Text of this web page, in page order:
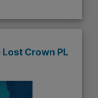
Crown PL